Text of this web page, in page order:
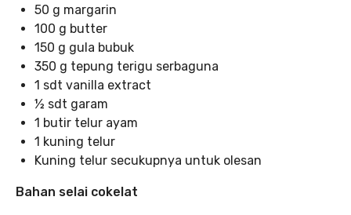
50 g margarin
100 g butter
150 g gula bubuk
350 g tepung terigu serbaguna
1 sdt vanilla extract
½ sdt garam
1 butir telur ayam
1 kuning telur
Kuning telur secukupnya untuk olesan
Bahan selai cokelat